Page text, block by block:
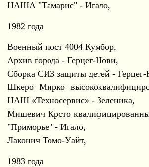
НАША "Тамарис" - Игало,
1982 года
Военный пост 4004 Кумбор,
Архив города - Герцег-Нови,
Сборка СИЗ защиты детей - Герцег-
Шкеро Мирко
НАШ «Техносервис» - Зеленика,
Мишевич Крсто
"Приморье" - Игало,
Лаконич Томо-Уайт,
1983 года